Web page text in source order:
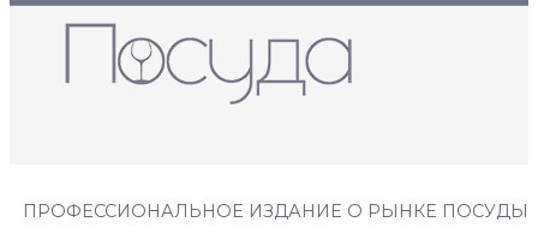
ПРОФЕССИОНАЛЬНОЕ ИЗДАНИЕ О РЫНКЕ ПОСУДЫ